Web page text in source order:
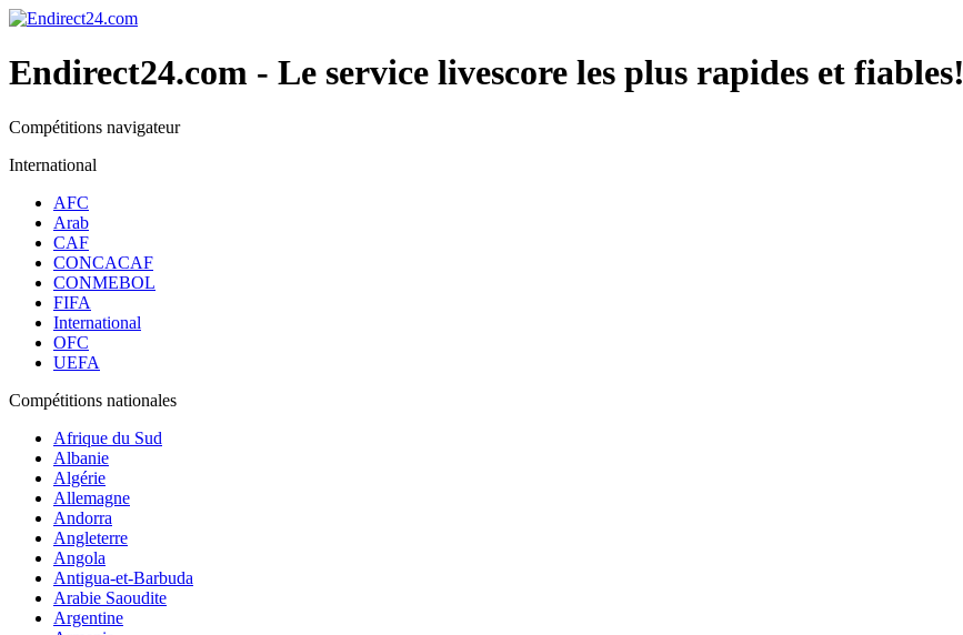
Endirect24.com - Le service livescore les plus rapides et fiables!
Compétitions navigateur
International
AFC
Arab
CAF
CONCACAF
CONMEBOL
FIFA
International
OFC
UEFA
Compétitions nationales
Afrique du Sud
Albanie
Algérie
Allemagne
Andorra
Angleterre
Angola
Antigua-et-Barbuda
Arabie Saoudite
Argentine